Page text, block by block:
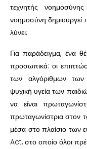
τεχνητής
νοημοσύνη
λύνει;
Για παράδειγμα, ένα
προσωπικά: οι
των αλγόριθμων των
ψυχική υγεία των
να είναι
πρωταγωνίστρια στον
μέσα στο πλαίσιο των
Act, στο οποίο όλοι